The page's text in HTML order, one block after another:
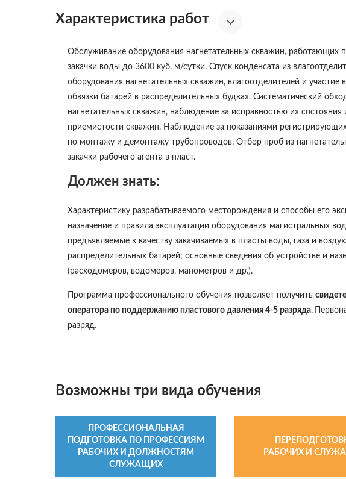
Характеристика работ
Обслуживание оборудования нагнетательных скважин,
закачки воды до 3600 куб. м/сутки. Спуск конденсата из
оборудования нагнетательных скважин, влагоотделителей и
обвязки батарей в распределительных будках. Систематический
нагнетательных скважин, наблюдение за исправностью их
приемистости скважин. Наблюдение за показаниями
по монтажу и демонтажу трубопроводов. Отбор проб из
закачки рабочего агента в пласт.
Должен знать:
Характеристику разрабатываемого месторождения и способы его
назначение и правила эксплуатации оборудования магистральных
предъявляемые к качеству закачиваемых в пласты воды, газа и
распределительных батарей; основные сведения об устройстве и
(расходомеров, водомеров, манометров и др.).
Программа профессионального обучения позволяет получить
оператора по поддержанию пластового давления 4-5 разряда.
разряд.
Возможны три вида обучения
ПРОФЕССИОНАЛЬНАЯ
ПОДГОТОВКА ПО ПРОФЕССИЯМ
РАБОЧИХ И ДОЛЖНОСТЯМ
СЛУЖАЩИХ
РАБОЧИХ И